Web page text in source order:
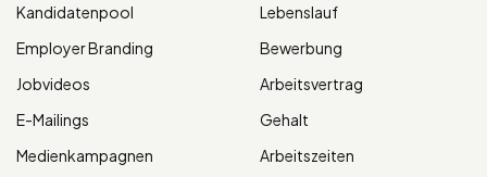
Kandidatenpool
Employer Branding
Jobvideos
E-Mailings
Medienkampagnen
Lebenslauf
Bewerbung
Arbeitsvertrag
Gehalt
Arbeitszeiten